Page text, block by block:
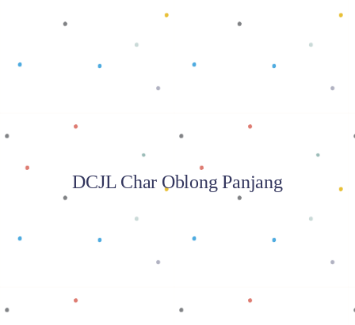
DCJL Char Oblong Panjang